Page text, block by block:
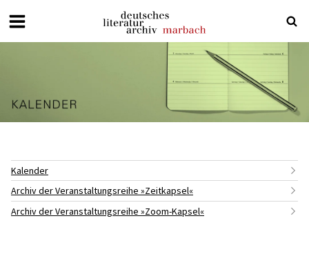
Deutsches
Literaturarchiv
Kalender
Archiv der Veranstaltungsreihe »Zeitkapsel«
Archiv der Veranstaltungsreihe »Zoom-Kapsel«